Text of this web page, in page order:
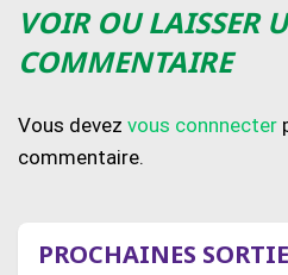
VOIR OU LAISSER
COMMENTAIRE
Vous devez vous connnecter
commentaire.
PROCHAINES